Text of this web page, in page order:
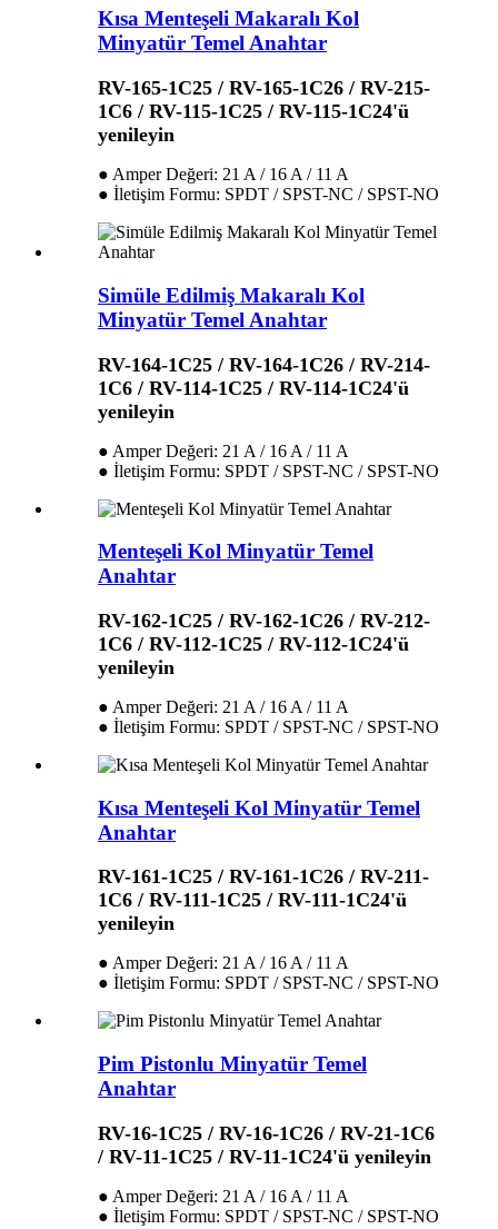
Kısa Menteşeli Makaralı Kol
Minyatür Temel Anahtar
RV-165-1C25 / RV-165-1C26 / RV-215-
1C6 / RV-115-1C25 / RV-115-1C24'ü
yenileyin
● Amper Değeri: 21 A / 16 A / 11 A
● İletişim Formu: SPDT / SPST-NC / SPST-NO
Simüle Edilmiş Makaralı Kol
Minyatür Temel Anahtar
RV-164-1C25 / RV-164-1C26 / RV-214-
1C6 / RV-114-1C25 / RV-114-1C24'ü
yenileyin
● Amper Değeri: 21 A / 16 A / 11 A
● İletişim Formu: SPDT / SPST-NC / SPST-NO
Menteşeli Kol Minyatür Temel
Anahtar
RV-162-1C25 / RV-162-1C26 / RV-212-
1C6 / RV-112-1C25 / RV-112-1C24'ü
yenileyin
● Amper Değeri: 21 A / 16 A / 11 A
● İletişim Formu: SPDT / SPST-NC / SPST-NO
Kısa Menteşeli Kol Minyatür Temel
Anahtar
RV-161-1C25 / RV-161-1C26 / RV-211-
1C6 / RV-111-1C25 / RV-111-1C24'ü
yenileyin
● Amper Değeri: 21 A / 16 A / 11 A
● İletişim Formu: SPDT / SPST-NC / SPST-NO
Pim Pistonlu Minyatür Temel
Anahtar
RV-16-1C25 / RV-16-1C26 / RV-21-1C6
/ RV-11-1C25 / RV-11-1C24'ü yenileyin
● Amper Değeri: 21 A / 16 A / 11 A
● İletişim Formu: SPDT / SPST-NC / SPST-NO